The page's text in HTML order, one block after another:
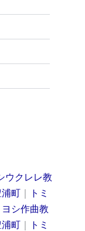
ウクレレ教
町 ｜ トミ
ヨシ作曲教
町 ｜ トミ